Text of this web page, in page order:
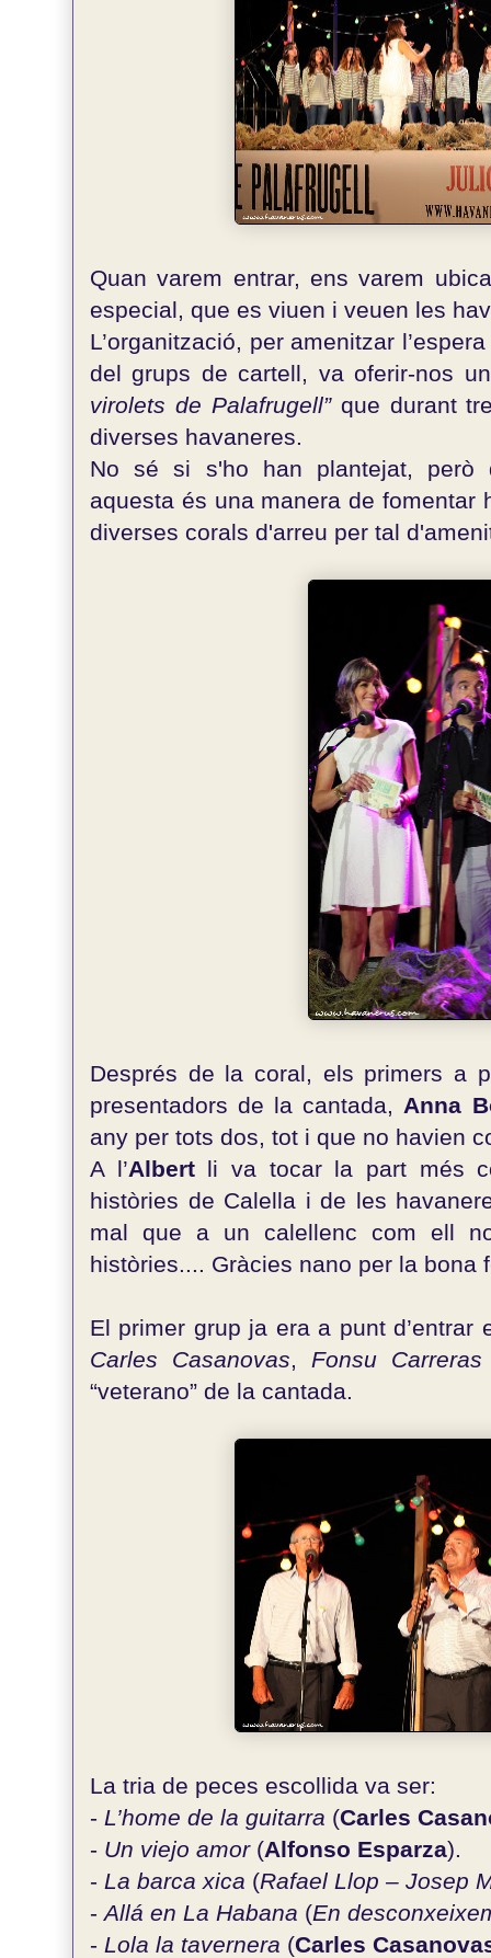
Quan varem entrar, ens varem
especial, que es viuen i veuen les
L’organització, per amenitzar
del grups de cartell, va oferir-nos
virolets de Palafrugell”que durant
diverses havaneres.
No sé si s'ho han plantejat, però
aquesta és una manera de fomentar
diverses corals d'arreu per tal
Després de la coral, els primers a
presentadors de la cantada, Anna
any per tots dos, tot i que no havien
A l’Albertli va tocar la part més
històries de Calella i de les
mal que a un calellenc com ell
històries.... Gràcies nano per la bona
El primer grup ja era a punt
Carles Casanovas, Fonsu Carreras
“veterano” de la cantada.
La tria de peces escollida va ser:
- L’home de la guitarra (Carles
- Un viejo amor(Alfonso Esparza).
- La barca xica (Rafael Llop – Josep
-Allá en La Habana (En
- Lola la tavernera (Carles